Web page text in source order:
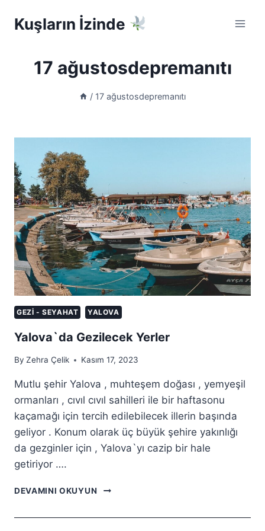
Kuşların İzinde
17 ağustosdepremanıtı
/ 17 ağustosdepremanıtı
GEZI - SEYAHAT YALOVA
Yalova`da Gezilecek Yerler
By Zehra Çelik Kasım 17, 2023
Mutlu şehir Yalova , muhteşem doğası , yemyeşil
ormanları , cıvıl cıvıl sahilleri ile bir haftasonu
kaçamağı için tercih edilebilecek illerin başında
geliyor . Konum olarak üç büyük şehire yakınlığı
da gezginler için , Yalova`yı cazip bir hale
getiriyor ….
DEVAMINI OKUYUN
YALOVA`DA